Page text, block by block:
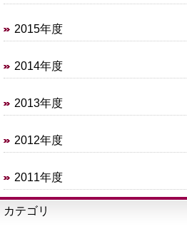
2015年度
2014年度
2013年度
2012年度
2011年度
カテゴリ